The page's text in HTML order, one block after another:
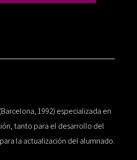
1992) especializada en
tanto para el desarrollo del
la actualización del alumnado.